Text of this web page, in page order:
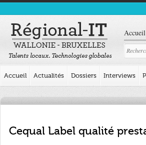
Accueil
Accueil Actualités Dossiers Interviews
Cequal Label qualité